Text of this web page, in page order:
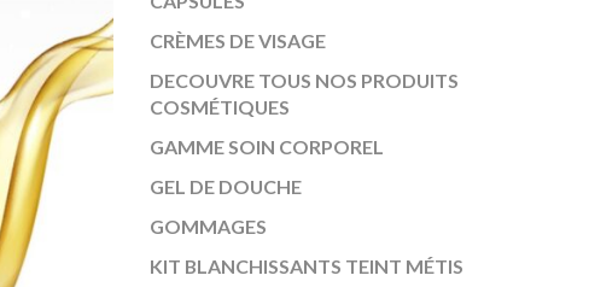
CRÈMES DE VISAGE
DECOUVRE TOUS NOS PRODUITS
COSMÉTIQUES
GAMME SOIN CORPOREL
GEL DE DOUCHE
GOMMAGES
KIT BLANCHISSANTS TEINT MÉTIS